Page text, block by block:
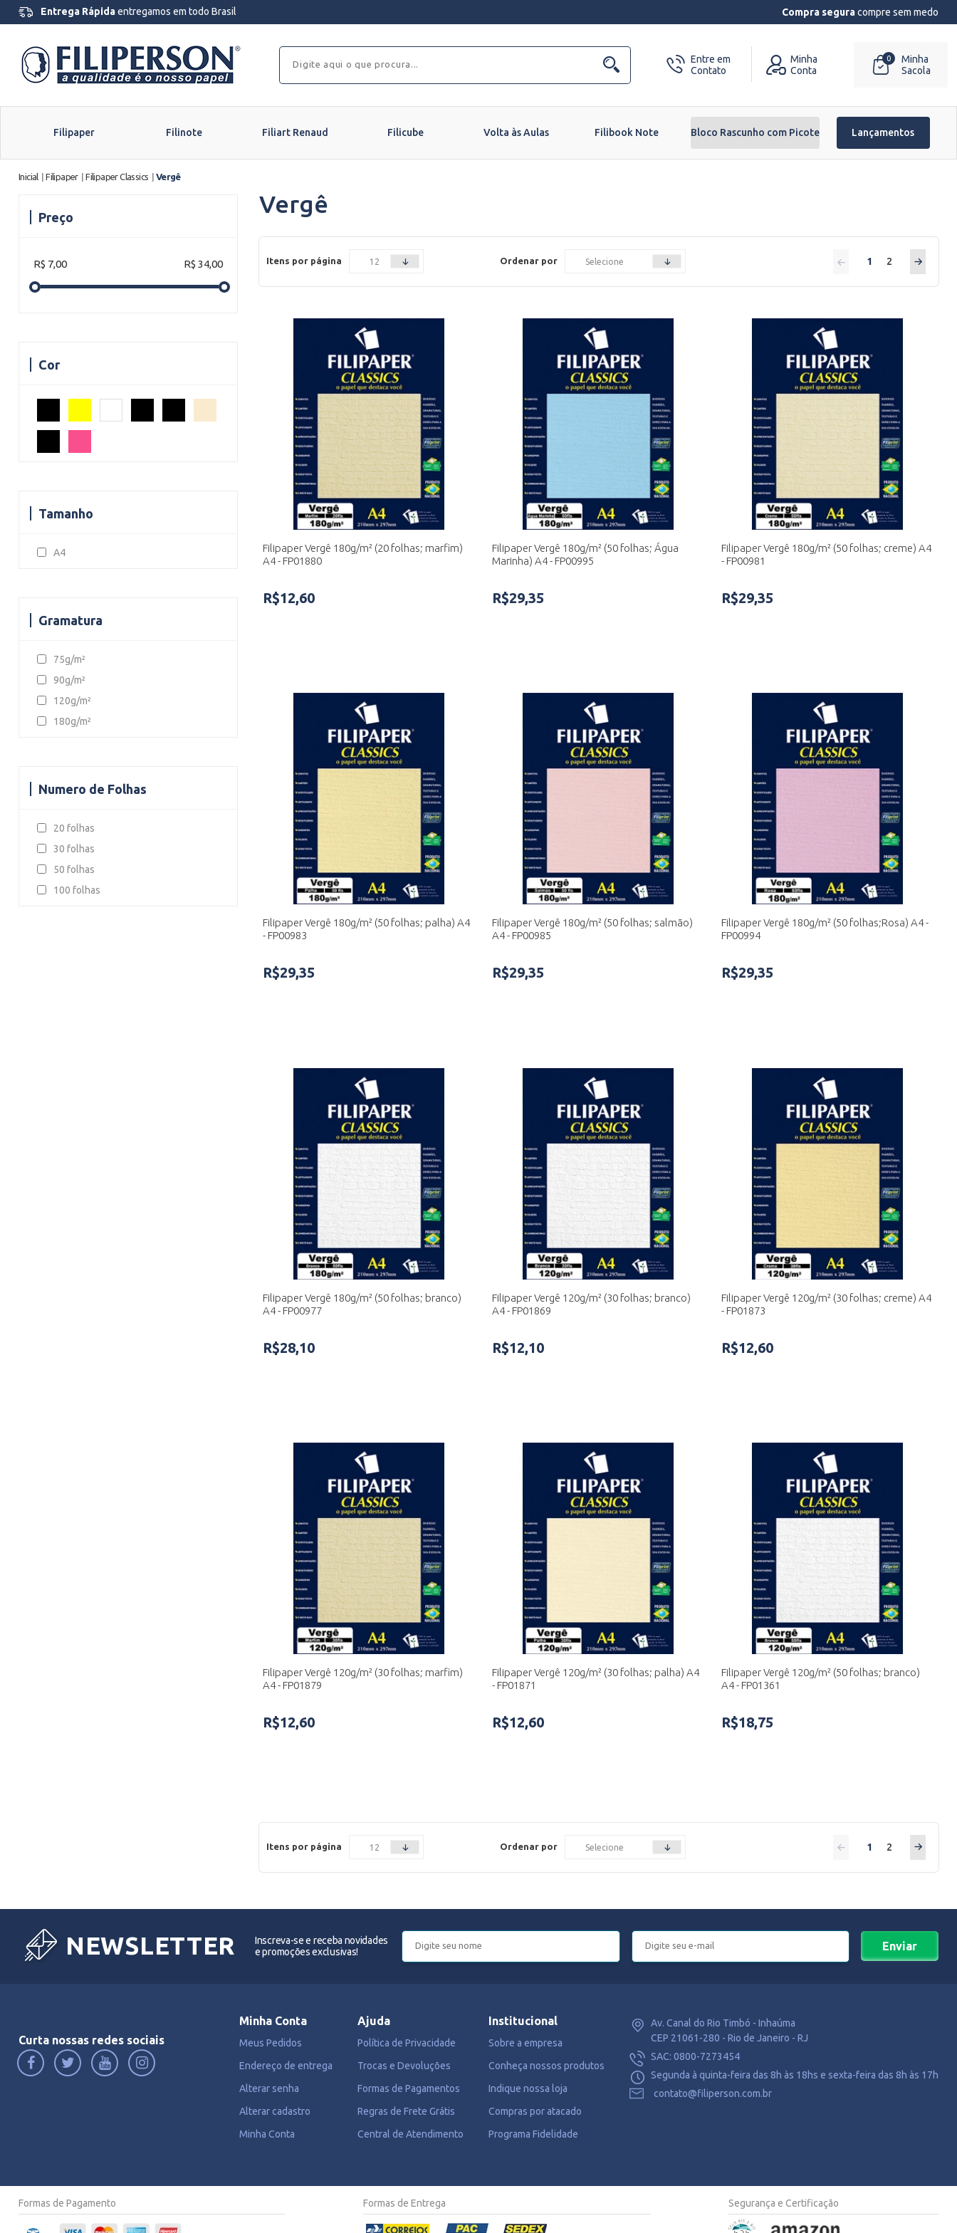
Entrega Rápidaentregamos em todo Brasil Compra seguracompre sem medo
Entre em
Contato
Minha
Conta
0
Minha
Sacola
Filipaper Filinote Filiart Renaud Filicube Volta às Aulas Filibook Note Bloco Rascunho com Picote Lançamentos
Inicial Filipaper Filipaper Classics Vergê
Preço
R$ 7,00 R$ 34,00
Cor
Tamanho
A4
Gramatura
75g/m²
90g/m²
120g/m²
180g/m²
Numero de Folhas
20 folhas
30 folhas
50 folhas
100 folhas
Vergê
Itens por página Ordenar por 1 2
Filipaper Vergê 180g/m² (20 folhas; marfim)
A4 - FP01880
R$12,60
Filipaper Vergê 180g/m² (50 folhas; Água
Marinha) A4 - FP00995
R$29,35
Filipaper Vergê 180g/m² (50 folhas; creme) A4
- FP00981
R$29,35
Filipaper Vergê 180g/m² (50 folhas; palha) A4
- FP00983
R$29,35
Filipaper Vergê 180g/m² (50 folhas; salmão)
A4 - FP00985
R$29,35
Filipaper Vergê 180g/m² (50 folhas;Rosa) A4 -
FP00994
R$29,35
Filipaper Vergê 180g/m² (50 folhas; branco)
A4 - FP00977
R$28,10
Filipaper Vergê 120g/m² (30 folhas; branco)
A4 - FP01869
R$12,10
Filipaper Vergê 120g/m² (30 folhas; creme) A4
- FP01873
R$12,60
Filipaper Vergê 120g/m² (30 folhas; marfim)
A4 - FP01879
R$12,60
Filipaper Vergê 120g/m² (30 folhas; palha) A4
- FP01871
R$12,60
Filipaper Vergê 120g/m² (50 folhas; branco)
A4 - FP01361
R$18,75
Itens por página Ordenar por 1 2
NEWSLETTER
Inscreva-se e receba novidades
e promoções exclusivas!
Enviar
Curta nossas redes sociais
Minha Conta
Meus Pedidos
Endereço de entrega
Alterar senha
Alterar cadastro
Minha Conta
Ajuda
Política de Privacidade
Trocas e Devoluções
Formas de Pagamentos
Regras de Frete Grátis
Central de Atendimento
Institucional
Sobre a empresa
Conheça nossos produtos
Indique nossa loja
Compras por atacado
Programa Fidelidade
Av. Canal do Rio Timbó - Inhaúma
CEP 21061-280 - Rio de Janeiro - RJ
SAC: 0800-7273454
Segunda à quinta-feira das 8h às 18hs e sexta-feira das 8h às 17h
contato@filiperson.com.br
Formas de Pagamento Formas de Entrega Segurança e Certificação